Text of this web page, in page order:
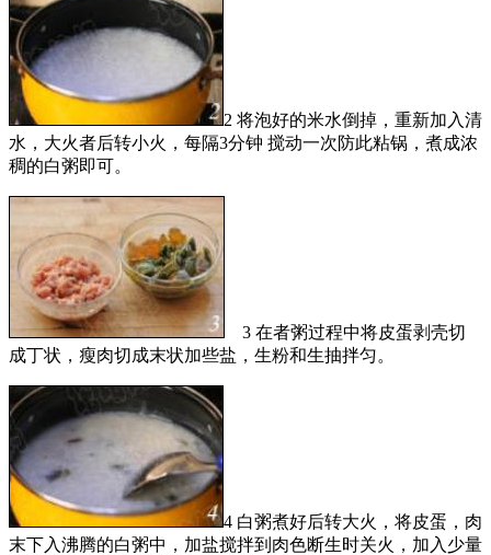
2 将泡好的米水倒掉，重新加入清
水，大火者后转小火，每隔3分钟 搅动一次防此粘锅，煮成浓
稠的白粥即可。
3 在者粥过程中将皮蛋剥壳切
成丁状，瘦肉切成末状加些盐，生粉和生抽拌匀。
4 白粥煮好后转大火，将皮蛋，肉
末下入沸腾的白粥中，加盐搅拌到肉色断生时关火，加入少量